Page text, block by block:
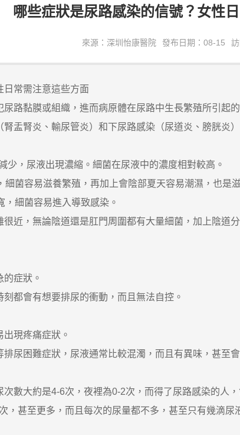
哪些症狀是尿路感染的信號？女性
來源：深圳怡康醫院 發布日期：08-15
常需注意這些方面
黏膜或組織，進而病原體在尿路中生長繁殖所引起的
腎炎、輸尿管炎）和下尿路感染（尿道炎、膀胱炎）
，尿液出現濃縮。細菌在尿液中的濃度相對較高。
容易滋養繁殖，再加上會陰部夏天容易潮濕，也是滋
細菌容易進入導致感染。
，無論陰道還是肛門周圍都有大量細菌，加上陰道分
症狀。
會有想要排尿的衝動，而且無法自控。
現疼痛症狀。
困難症狀，尿液通常比較混濁，而且有異味，甚至會
大約是4-6次，夜裡為0-2次，而得了尿路感染的人，
甚至更多，而且每次的尿量都不多，甚至只有幾滴尿